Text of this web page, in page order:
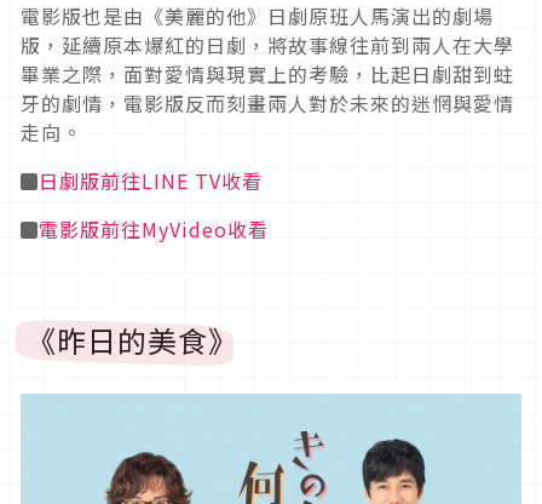
電影版也是由《美麗的他》日劇原班人馬演出的劇場
版，延續原本爆紅的日劇，將故事線往前到兩人在大學
畢業之際，面對愛情與現實上的考驗，比起日劇甜到蛀
牙的劇情，電影版反而刻畫兩人對於未來的迷惘與愛情
走向。
◼日劇版前往LINE TV收看
◼電影版前往MyVideo收看
《昨日的美食》